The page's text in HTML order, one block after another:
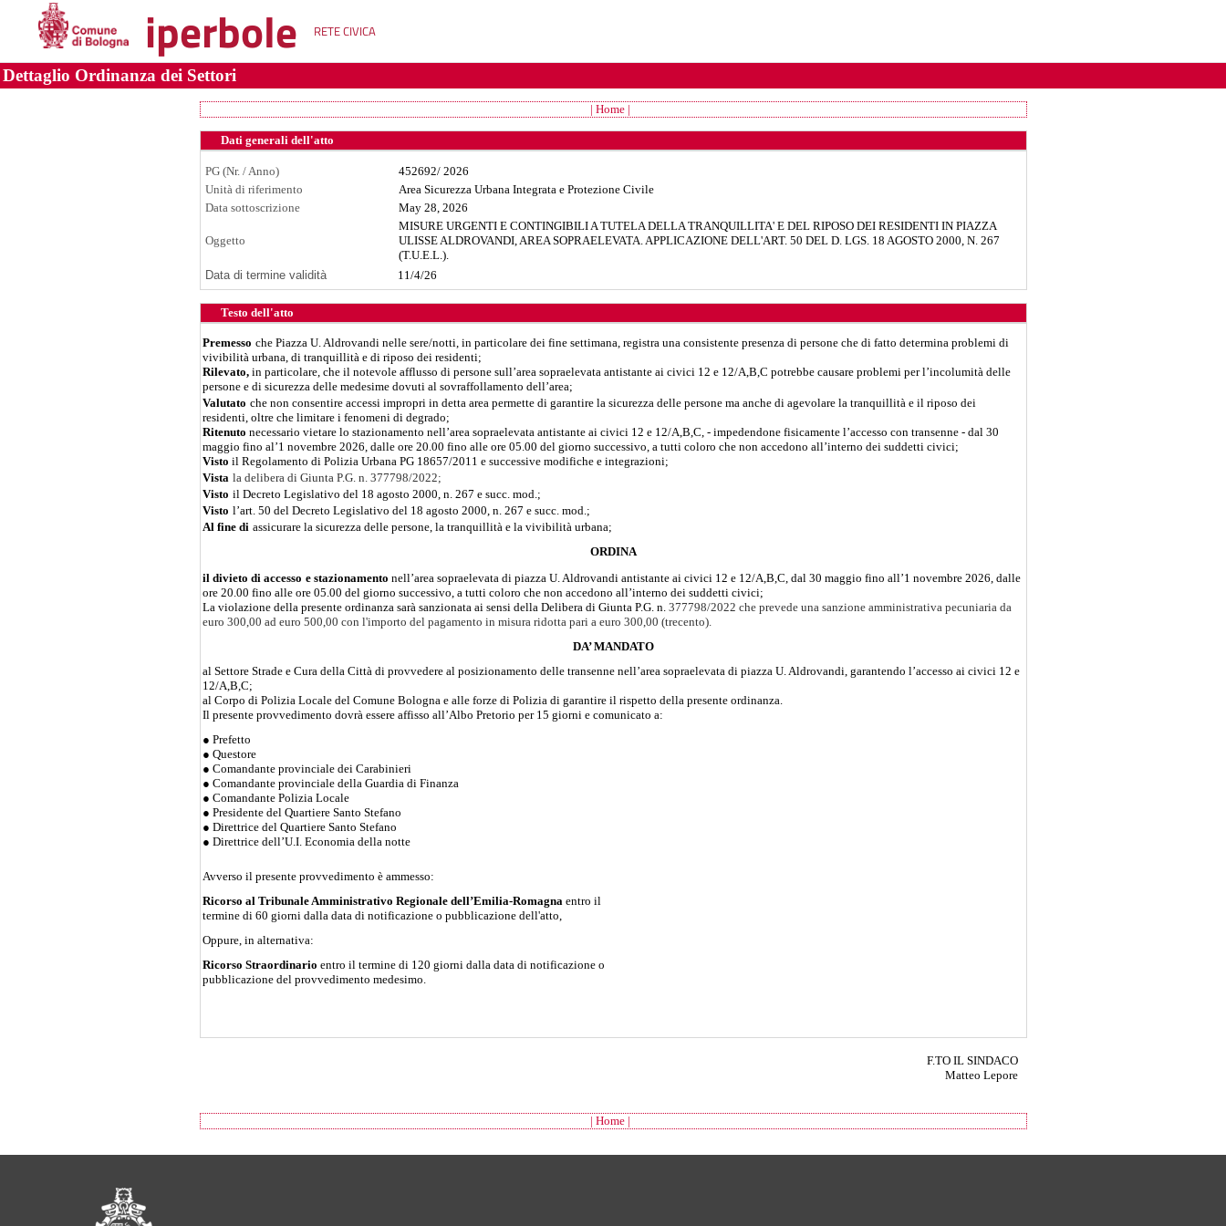
iperbole RETE CIVICA
Dettaglio Ordinanza dei Settori
| Home |
Dati generali dell'atto
PG (Nr. / Anno) 452692/ 2026
Unità di riferimento
Area Sicurezza Urbana Integrata e Protezione Civile
Data sottoscrizione
May 28, 2026
Oggetto
MISURE URGENTI E CONTINGIBILI A TUTELA DELLA TRANQUILLITA' E DEL RIPOSO DEI RESIDENTI IN PIAZZA
ULISSE ALDROVANDI, AREA SOPRAELEVATA. APPLICAZIONE DELL'ART. 50 DEL D. LGS. 18 AGOSTO 2000, N. 267
(T.U.E.L.).
Data di termine validità
11/4/26
Testo dell'atto
Premesso che Piazza U. Aldrovandi nelle sere/notti, in particolare dei fine settimana, registra una consistente presenza di persone che di fatto determina problemi di
vivibilità urbana, di tranquillità e di riposo dei residenti;
Rilevato, in particolare, che il notevole afflusso di persone sull’area sopraelevata antistante ai civici 12 e 12/A,B,C potrebbe causare problemi per l’incolumità delle
persone e di sicurezza delle medesime dovuti al sovraffollamento dell’area;
Valutato che non consentire accessi impropri in detta area permette di garantire la sicurezza delle persone ma anche di agevolare la tranquillità e il riposo dei
residenti, oltre che limitare i fenomeni di degrado;
Ritenuto necessario vietare lo stazionamento nell’area sopraelevata antistante ai civici 12 e 12/A,B,C, - impedendone fisicamente l’accesso con transenne - dal 30
maggio fino al’1 novembre 2026, dalle ore 20.00 fino alle ore 05.00 del giorno successivo, a tutti coloro che non accedono all’interno dei suddetti civici;
Visto il Regolamento di Polizia Urbana PG 18657/2011 e successive modifiche e integrazioni;
Vista la delibera di Giunta P.G. n. 377798/2022;
Visto il Decreto Legislativo del 18 agosto 2000, n. 267 e succ. mod.;
Visto l’art. 50 del Decreto Legislativo del 18 agosto 2000, n. 267 e succ. mod.;
Al fine di assicurare la sicurezza delle persone, la tranquillità e la vivibilità urbana;
ORDINA
il divieto di accesso e stazionamento nell’area sopraelevata di piazza U. Aldrovandi antistante ai civici 12 e 12/A,B,C, dal 30 maggio fino all’1 novembre 2026, dalle
ore 20.00 fino alle ore 05.00 del giorno successivo, a tutti coloro che non accedono all’interno dei suddetti civici;
La violazione della presente ordinanza sarà sanzionata ai sensi della Delibera di Giunta P.G. n. 377798/2022 che prevede una sanzione amministrativa pecuniaria da
euro 300,00 ad euro 500,00 con l'importo del pagamento in misura ridotta pari a euro 300,00 (trecento).
DA’ MANDATO
al Settore Strade e Cura della Città di provvedere al posizionamento delle transenne nell’area sopraelevata di piazza U. Aldrovandi, garantendo l’accesso ai civici 12 e
12/A,B,C;
al Corpo di Polizia Locale del Comune Bologna e alle forze di Polizia di garantire il rispetto della presente ordinanza.
Il presente provvedimento dovrà essere affisso all’Albo Pretorio per 15 giorni e comunicato a:
● Prefetto
● Questore
● Comandante provinciale dei Carabinieri
● Comandante provinciale della Guardia di Finanza
● Comandante Polizia Locale
● Presidente del Quartiere Santo Stefano
● Direttrice del Quartiere Santo Stefano
● Direttrice dell’U.I. Economia della notte
Avverso il presente provvedimento è ammesso:
Ricorso al Tribunale Amministrativo Regionale dell’Emilia-Romagna entro il
termine di 60 giorni dalla data di notificazione o pubblicazione dell'atto,
Oppure, in alternativa:
Ricorso Straordinario entro il termine di 120 giorni dalla data di notificazione o
pubblicazione del provvedimento medesimo.
F.TO IL SINDACO
Matteo Lepore
| Home |
Footer of Comune di Bologna